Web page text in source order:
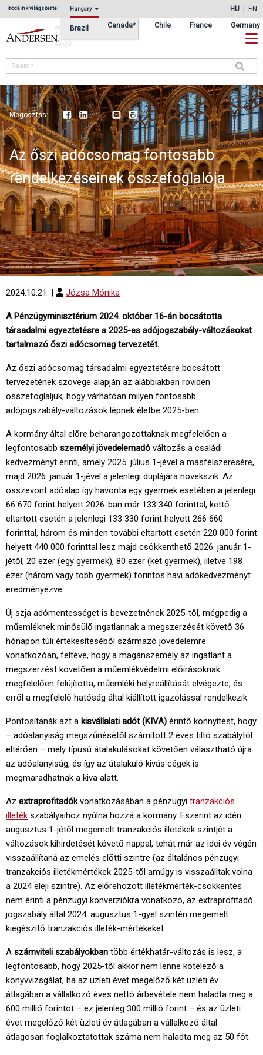
Ugrás
elsődleges
Skip
main
Irodáink világszerte: Hungary
Brazil Canada* Chile France Germany
HU EN
Search
Megosztás: FacebookLinkedInYoutubeEmailPrint
Az őszi adócsomag fontosabb
rendelkezéseinek összefoglalója
2024.10.21. | Józsa Mónika
A Pénzügyminisztérium 2024. október 16-án bocsátotta
társadalmi egyeztetésre a 2025-es adójogszabály-változásokat
tartalmazó őszi adócsomag tervezetét.
Az őszi adócsomag társadalmi egyeztetésre bocsátott
tervezetének szövege alapján az alábbiakban röviden
összefoglaljuk, hogy várhatóan milyen fontosabb
adójogszabály-változások lépnek életbe 2025-ben.
A kormány által előre beharangozottaknak megfelelően a
legfontosabb személyi jövedelemadó változás a családi
kedvezményt érinti, amely 2025. július 1-jével a másfélszeresére,
majd 2026. január 1-jével a jelenlegi duplájára növekszik. Az
összevont adóalap így havonta egy gyermek esetében a jelenlegi
66 670 forint helyett 2026-ban már 133 340 forinttal, kettő
eltartott esetén a jelenlegi 133 330 forint helyett 266 660
forinttal, három és minden további eltartott esetén 220 000 forint
helyett 440 000 forinttal lesz majd csökkenthető 2026. január 1-
jétől, 20 ezer (egy gyermek), 80 ezer (két gyermek), illetve 198
ezer (három vagy több gyermek) forintos havi adókedvezményt
eredményezve.
Új szja adómentességet is bevezetnének 2025-től, mégpedig a
műemléknek minősülő ingatlannak a megszerzését követő 36
hónapon túli értékesítéséből származó jövedelemre
vonatkozóan, feltéve, hogy a magánszemély az ingatlant a
megszerzést követően a műemlékvédelmi előírásoknak
megfelelően felújította, műemléki helyreállítását elvégezte, és
erről a megfelelő hatóság által kiállított igazolással rendelkezik.
Pontosítanák azt a kisvállalati adót (KIVA) érintő könnyítést, hogy
– adóalanyiság megszűnésétől számított 2 éves tiltó szabálytól
eltérően – mely típusú átalakulásokat követően választható újra
az adóalanyiság, és így az átalakuló kivás cégek is
megmaradhatnak a kiva alatt.
Az extraprofitadókvonatkozásában a pénzügyi tranzakciós
illeték szabályaihoz nyúlna hozzá a kormány. Eszerint az idén
augusztus 1-jétől megemelt tranzakciós illetékek szintjét a
változások kihirdetését követő nappal, tehát már az idei év végén
visszaállítaná az emelés előtti szintre (az általános pénzügyi
tranzakciós illetékmértékek 2025-től amúgy is visszaálltak volna
a 2024 eleji szintre). Az előrehozott illetékmérték-csökkentés
nem érinti a pénzügyi konverziókra vonatkozó, az extraprofitadó
jogszabály által 2024. augusztus 1-gyel szintén megemelt
kiegészítő tranzakciós illeték-mértékeket.
A számviteli szabályokban több értékhatár-változás is lesz, a
legfontosabb, hogy 2025-től akkor nem lenne kötelező a
könyvvizsgálat, ha az üzleti évet megelőző két üzleti év
átlagában a vállalkozó éves nettó árbevétele nem haladta meg a
600 millió forintot – ez jelenleg 300 millió forint – és az üzleti
évet megelőző két üzleti év átlagában a vállalkozó által
átlagosan foglalkoztatottak száma nem haladta meg az 50 főt.